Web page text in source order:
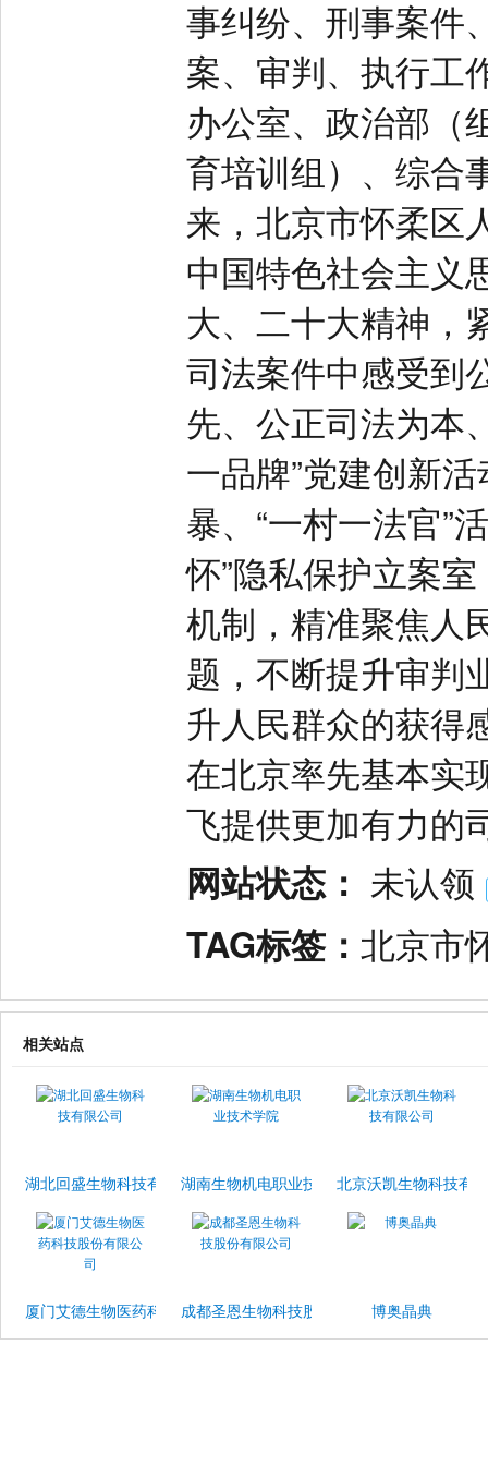
事纠纷、刑事案件
案、审判、执行工
办公室、政治部（
育培训组）、综合
来，北京市怀柔区
中国特色社会主义
大、二十大精神，
司法案件中感受到
先、公正司法为本
一品牌”党建创新
暴、“一村一法官”
怀”隐私保护立案
机制，精准聚焦人
题，不断提升审判
升人民群众的获得
在北京率先基本实
飞提供更加有力的
网站状态： 未认领
TAG标签： 北京市
相关站点
湖北回盛生物科技有限公司湖南生物机电职业技术学院北京沃凯生物科技有
厦门艾德生物医药科技股份有限公司成都圣恩生物科技股份有限公司博奥晶典